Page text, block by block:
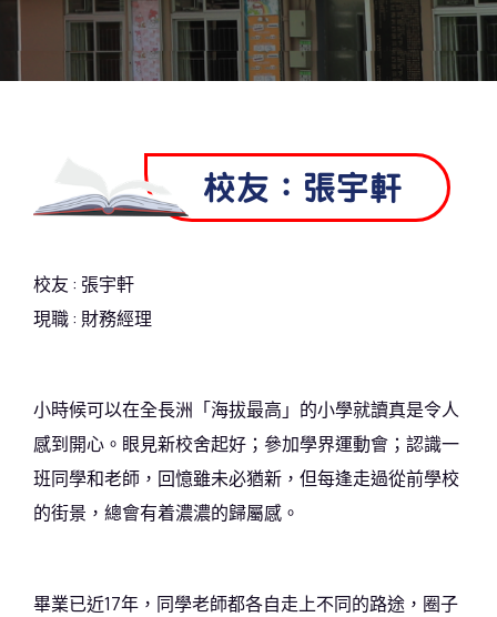
校友：張宇軒
校友 : 張宇軒
現職 : 財務經理
小時候可以在全長洲「海拔最高」的小學就讀真是令人
感到開心。眼見新校舍起好；參加學界運動會；認識一
班同學和老師，回憶雖未必猶新，但每逢走過從前學校
的街景，總會有着濃濃的歸屬感。
畢業已近17年，同學老師都各自走上不同的路途，圈子